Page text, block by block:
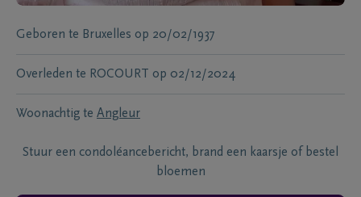
Geboren te Bruxelles op 20/02/1937
Overleden te ROCOURT op 02/12/2024
Woonachtig te Angleur
Stuur een condoléancebericht, brand een kaarsje of bestel
bloemen